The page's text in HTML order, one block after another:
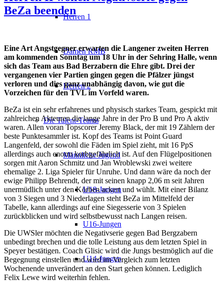
Herren 1
Damen RMB
Herren 2
Die Talent-Teams
Männliche Jugend
U18-Jungen
U16-Jungen
U14-Jungen
BeZa beenden
Eine Art Angstgegner erwarten die Langener zweiten Herren
am kommenden Sonntag um 18 Uhr in der Sehring Halle, wenn
sich das Team aus Bad Berzabern die Ehre gibt. Drei der
vergangenen vier Partien gingen gegen die Pfälzer jüngst
verloren und dies ganz unabhängig davon, wie gut die
Vorzeichen für den TVL im Vorfeld waren.
BeZa ist ein sehr erfahrenes und physisch starkes Team, gespickt mit
zahlreichen Akteuren die lange Jahre in der Pro B und Pro A aktiv
waren. Allen voran Topscorer Jeremy Black, der mit 19 Zählern der
beste Punktesammler ist. Kopf des Teams ist Point Guard
Langenfeld, der sowohl die Fäden im Spiel zieht, mit 16 PpS
allerdings auch enorm korbgefährlich ist. Auf den Flügelpositionen
sorgen mit Aaron Schmitz und Jan Wroblewski zwei weitere
ehemalige 2. Liga Spieler für Unruhe. Und dann wäre da noch der
ewige Philipp Behrendt, der mit seinen knapp 2,06 m seit Jahren
unermüdlich unter den Körben ackert und wühlt. Mit einer Bilanz
von 3 Siegen und 3 Niederlagen steht BeZa im Mittelfeld der
Tabelle, kann allerdings auf eine Siegesserie von 3 Spielen
zurückblicken und wird selbstbewusst nach Langen reisen.
Die UWSler möchten die Negativserie gegen Bad Bergzabern
unbedingt brechen und die tolle Leistung aus dem letzten Spiel in
Speyer bestätigen. Coach Glisic wird die Jungs bestmöglich auf die
Begegnung einstellen und wird im Vergleich zum letzten
Wochenende unverändert an den Start gehen können. Lediglich
Felix Lewe wird weiterhin fehlen.